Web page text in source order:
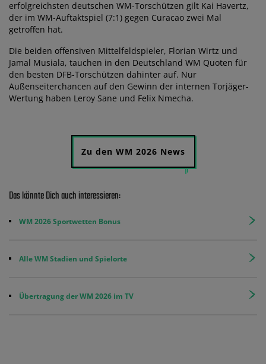
erfolgreichsten deutschen WM-Torschützen gilt Kai Havertz,
der im WM-Auftaktspiel (7:1) gegen Curacao zwei Mal
getroffen hat.
Die beiden offensiven Mittelfeldspieler, Florian Wirtz und
Jamal Musiala, tauchen in den Deutschland WM Quoten für
den besten DFB-Torschützen dahinter auf. Nur
Außenseiterchancen auf den Gewinn der internen Torjäger-
Wertung haben Leroy Sane und Felix Nmecha.
Zu den WM 2026 News
Das könnte Dich auch interessieren:
WM 2026 Sportwetten Bonus
Alle WM Stadien und Spielorte
Übertragung der WM 2026 im TV